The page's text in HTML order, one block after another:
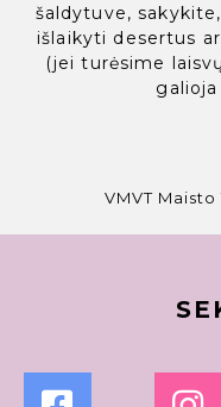
šaldytuve,
išlaikyti desertus
(jei turėsime
VMVT